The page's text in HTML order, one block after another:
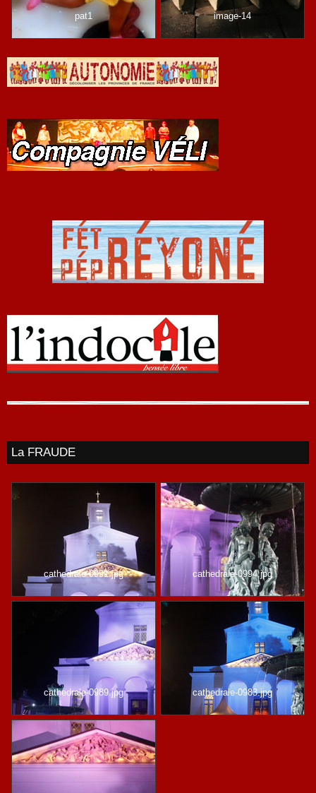
pat1 image-14
La FRAUDE
cathedrale-0991.jpg cathedrale-0994.jpg
cathedrale-0989.jpg cathedrale-0983.jpg